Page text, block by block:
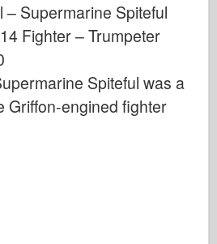
– Supermarine Spiteful
Fighter – Trumpeter
Spiteful was a
Griffon-engined fighter